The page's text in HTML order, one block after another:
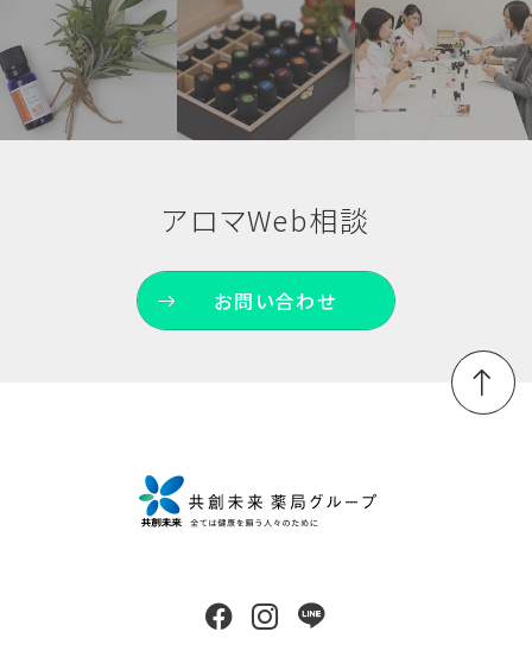
アロマWeb相談
お問い合わせ